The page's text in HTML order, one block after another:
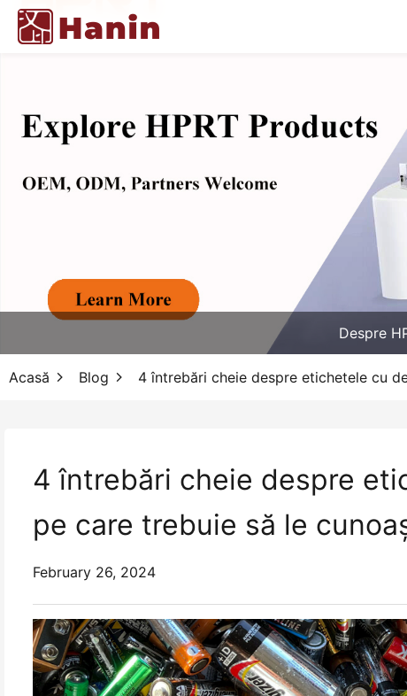
Despre
Acasă Blog 4 întrebări cheie despre etichetele cu
4 întrebări cheie despre
pe care trebuie să le
February 26, 2024